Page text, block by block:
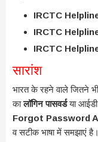
IRCTC
IRCTC
IRCTC
सारांश
भारत के रहने वाले जितने भी
कालॉगिन पासवर्डया
Forgot Password
व सटीक भाषा में समझाएं है।